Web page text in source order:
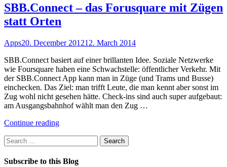
SBB.Connect – das Forusquare mit Zügen
statt Orten
Apps20. December 201212. March 2014
SBB.Connect basiert auf einer brillanten Idee. Soziale Netzwerke
wie Foursquare haben eine Schwachstelle: öffentlicher Verkehr. Mit
der SBB.Connect App kann man in Züge (und Trams und Busse)
einchecken. Das Ziel: man trifft Leute, die man kennt aber sonst im
Zug wohl nicht gesehen hätte. Check-ins sind auch super aufgebaut:
am Ausgangsbahnhof wählt man den Zug …
Continue reading"SBB.Connect
mit
Search
for:
Subscribe to this Blog